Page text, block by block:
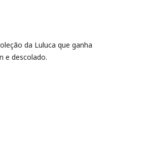
da Luluca que ganha
e descolado.